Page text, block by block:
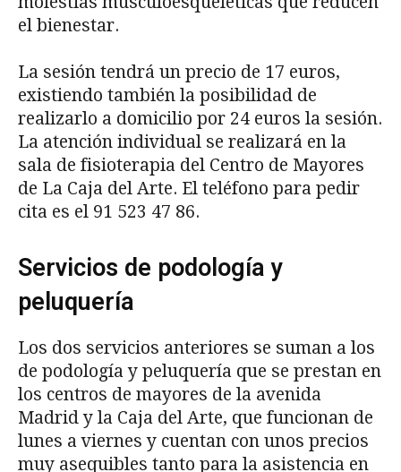
el bienestar.
La sesión tendrá un precio de 17 euros,
existiendo también la posibilidad de
realizarlo a domicilio por 24 euros la sesión.
La atención individual se realizará en la
sala de fisioterapia del Centro de Mayores
de La Caja del Arte. El teléfono para pedir
cita es el 91 523 47 86.
Servicios de podología y
peluquería
Los dos servicios anteriores se suman a los
de podología y peluquería que se prestan en
los centros de mayores de la avenida
Madrid y la Caja del Arte, que funcionan de
lunes a viernes y cuentan con unos precios
muy asequibles tanto para la asistencia en